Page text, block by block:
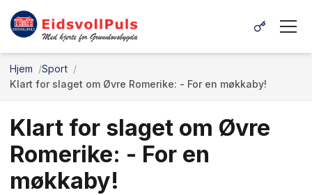
Hjem
Sport
Klart for slaget om Øvre Romerike: - For en møkkaby!
Klart for slaget om Øvre
Romerike: - For en
møkkaby!